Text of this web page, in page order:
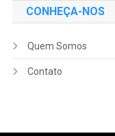
CONHEÇA-NOS
Quem Somos
Contato